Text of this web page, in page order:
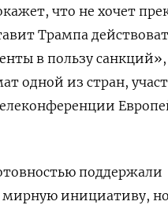
что не хочет
Трампа
в пользу санкций»,
одной из стран,
поддержали
инициативу,